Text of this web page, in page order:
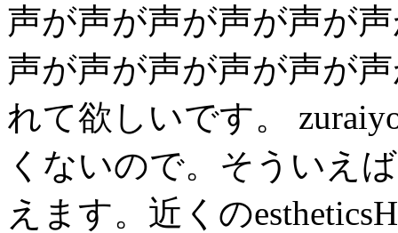
声が声が声が声が声が
声が声が声が声が声が
れて欲しいです。
くないので。そういえ
えます。近くの